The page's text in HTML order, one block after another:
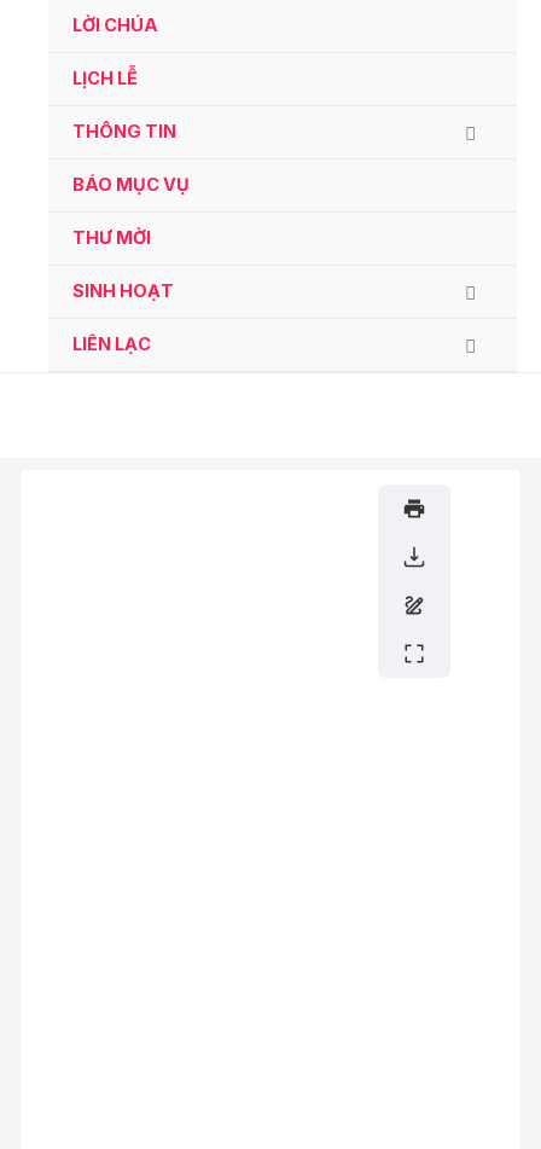
LỜI CHÚA
LỊCH LỄ
THÔNG TIN
BÁO MỤC VỤ
THƯ MỜI
SINH HOẠT
LIÊN LẠC